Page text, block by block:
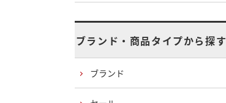
ブランド・商品タイプから探す
ブランド